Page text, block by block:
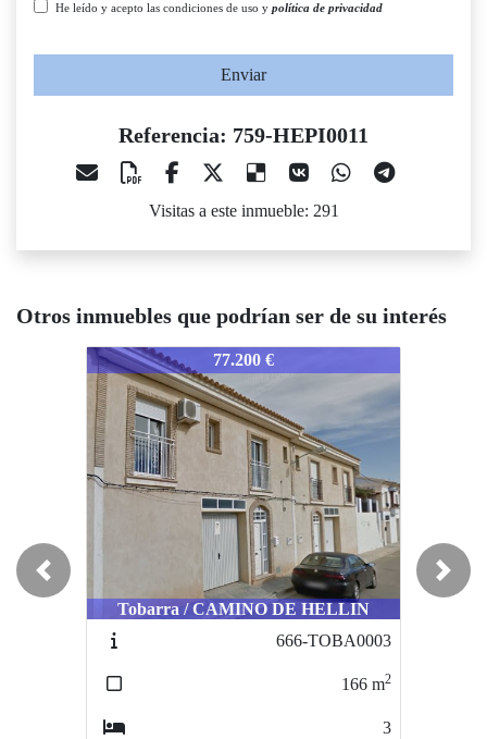
He leído y acepto las condiciones de uso y política de privacidad
Enviar
Referencia: 759-HEPI0011
Visitas a este inmueble: 291
Otros inmuebles que podrían ser de su interés
HEPI001177.200 €
Tobarra / CAMINO DE HELLIN
666-TOBA0003
759-HEPI001194.500 €
Alcadozo / CENTRO
325-ALCADOZO0001
139m2
3
Previous Next